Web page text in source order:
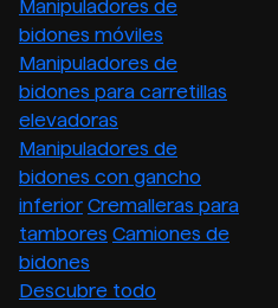
Manipuladores de
bidones móviles
Manipuladores de
bidones para carretillas
elevadoras
Manipuladores de
bidones con gancho
inferior Cremalleras para
tambores Camiones de
bidones
Descubre todo